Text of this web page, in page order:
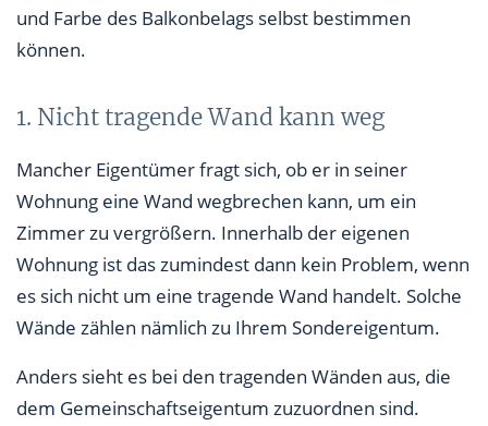
und Farbe des Balkonbelags selbst bestimmen
können.
1. Nicht tragende Wand kann weg
Mancher Eigentümer fragt sich, ob er in seiner
Wohnung eine Wand wegbrechen kann, um ein
Zimmer zu vergrößern. Innerhalb der eigenen
Wohnung ist das zumindest dann kein Problem, wenn
es sich nicht um eine tragende Wand handelt. Solche
Wände zählen nämlich zu Ihrem Sondereigentum.
Anders sieht es bei den tragenden Wänden aus, die
dem Gemeinschaftseigentum zuzuordnen sind.